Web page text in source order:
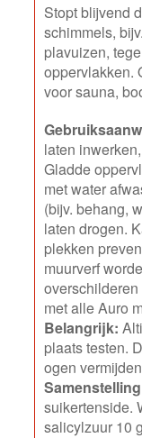
Stopt blijvend
schimmels,
plavuizen,
oppervlakken.
voor sauna,
laten
Gladde
met water
(bijv. behang,
laten drogen.
plekken
muurverf
met alle Auro
Belangrijk:
plaats testen.
ogen
suikertenside.
salicylzuur 10